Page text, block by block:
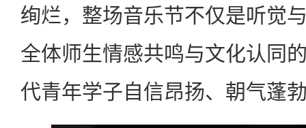
绚烂，整场音乐节不仅是听觉
全体师生情感共鸣与文化认同
代青年学子自信昂扬、朝气蓬